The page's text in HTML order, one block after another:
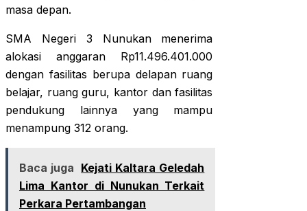
masa depan.
SMA Negeri 3 Nunukan menerima
alokasi anggaran Rp11.496.401.000
dengan fasilitas berupa delapan ruang
belajar, ruang guru, kantor dan fasilitas
pendukung lainnya yang mampu
menampung 312 orang.
Baca juga Kejati Kaltara Geledah
Lima Kantor di Nunukan Terkait
Perkara Pertambangan